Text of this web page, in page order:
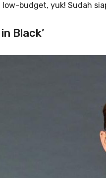
budget, yuk! Sudah
Black’